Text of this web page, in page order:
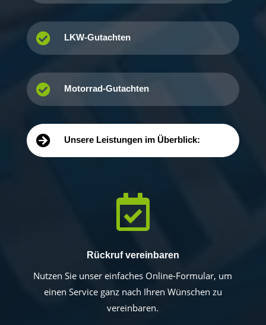
 LKW-Gutachten
 Motorrad-Gutachten
 Unsere Leistungen im Überblick:

Rückruf vereinbaren
Nutzen Sie unser einfaches Online-Formular, um
einen Service ganz nach Ihren Wünschen zu
vereinbaren.